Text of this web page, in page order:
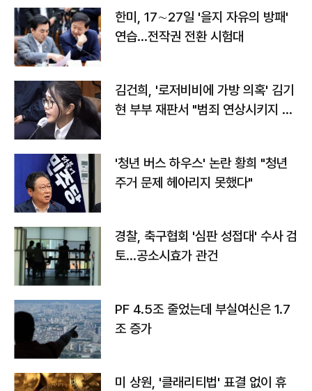
한미, 17∼27일 '을지 자유의 방패'
연습…전작권 전환 시험대
김건희, '로저비비에 가방 의혹' 김기
현 부부 재판서 "범죄 연상시키지 말
'청년 버스 하우스' 논란 황희 "청년
주거 문제 헤아리지 못했다"
경찰, 축구협회 '심판 성접대' 수사 검
토…공소시효가 관건
PF 4.5조 줄었는데 부실여신은 1.7
조 증가
미 상원, '클래리티법' 표결 없이 휴